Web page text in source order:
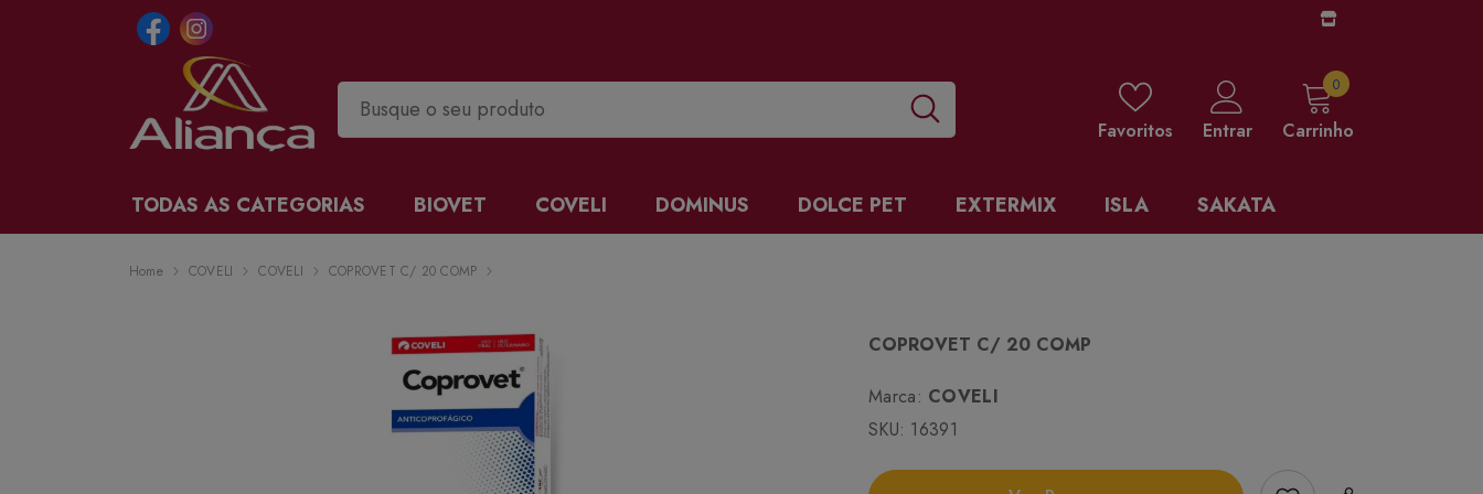
Favoritos Entrar Carrinho
00 items
TODAS AS CATEGORIAS BIOVET COVELI DOMINUS DOLCE PET EXTERMIX ISLA SAKATA
Home COVELI COVELI COPROVET C/ 20 COMP
COPROVET C/ 20 COMP
Marca: COVELI
SKU: 16391